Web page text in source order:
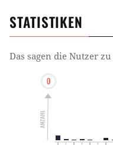
STATISTIKEN
Das sagen die Nutzer zu